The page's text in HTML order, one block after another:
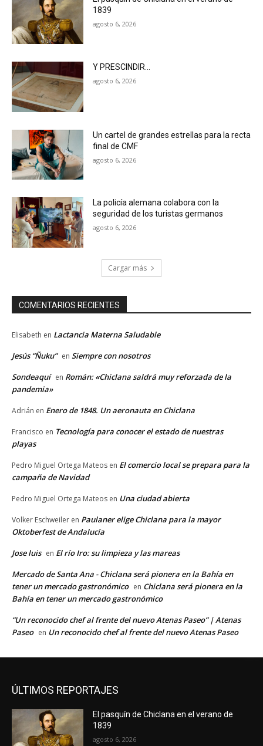
1839
agosto 6, 2026
Y PRESCINDIR…
agosto 6, 2026
Un cartel de grandes estrellas para la recta
final de CMF
agosto 6, 2026
La policía alemana colabora con la
seguridad de los turistas germanos
agosto 6, 2026
Cargar más
COMENTARIOS RECIENTES
Elisabeth en Lactancia Materna Saludable
Jesús “Ñuku” en Siempre con nosotros
Sondeaquí en Román: «Chiclana saldrá muy reforzada de la
pandemia»
Adrián en Enero de 1848. Un aeronauta en Chiclana
Francisco en Tecnología para conocer el estado de nuestras
playas
Pedro Miguel Ortega Mateos en El comercio local se prepara para la
campaña de Navidad
Pedro Miguel Ortega Mateos en Una ciudad abierta
Volker Eschweiler en Paulaner elige Chiclana para la mayor
Oktoberfest de Andalucía
Jose luis en El río Iro: su limpieza y las mareas
Mercado de Santa Ana - Chiclana será pionera en la Bahía en
tener un mercado gastronómico en Chiclana será pionera en la
Bahía en tener un mercado gastronómico
“Un reconocido chef al frente del nuevo Atenas Paseo” | Atenas
Paseo en Un reconocido chef al frente del nuevo Atenas Paseo
ÚLTIMOS REPORTAJES
El pasquín de Chiclana en el verano de
1839
agosto 6, 2026